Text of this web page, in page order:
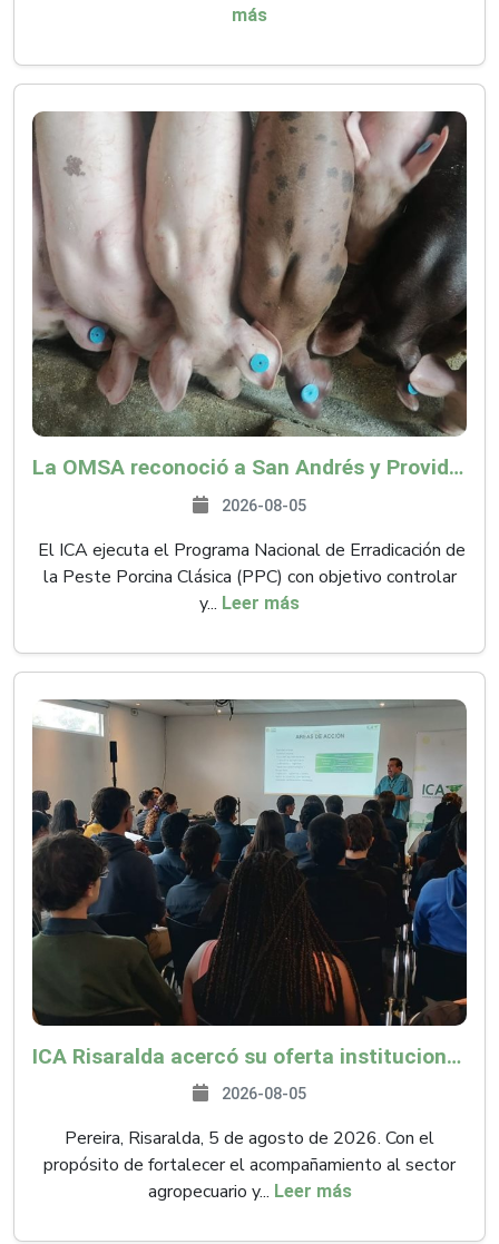
más
La OMSA reconoció a San Andrés y Providencia como zona libre de Peste Porcina Clásica (PPC)
2026-08-05
El ICA ejecuta el Programa Nacional de Erradicación de
la Peste Porcina Clásica (PPC) con objetivo controlar
y... Leer más
ICA Risaralda acercó su oferta institucional a productores y emprendedores en Expocamello
2026-08-05
Pereira, Risaralda, 5 de agosto de 2026. Con el
propósito de fortalecer el acompañamiento al sector
agropecuario y... Leer más